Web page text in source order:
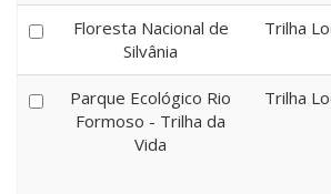
Floresta Nacional de
Silvânia
Trilha
Parque Ecológico Rio
Formoso - Trilha da
Vida
Trilha